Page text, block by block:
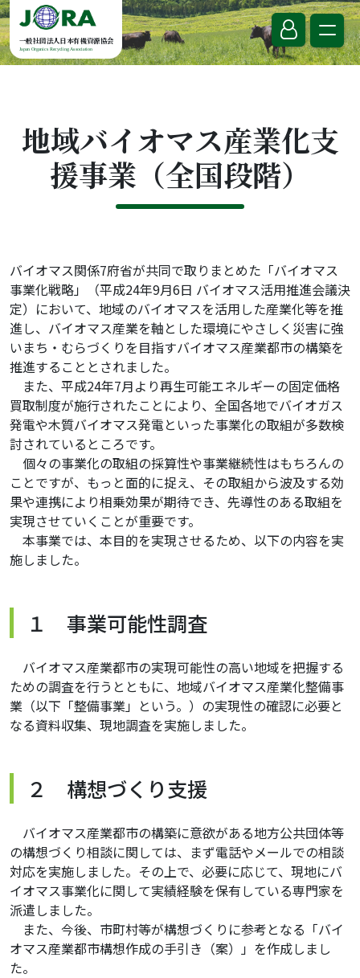
Skip to content
一般社団法人日本有機資源協会
Japan Organics Recycling Association
地域バイオマス産業化支
援事業（全国段階）
バイオマス関係7府省が共同で取りまとめた「バイオマス
事業化戦略」（平成24年9月6日 バイオマス活用推進会議決
定）において、地域のバイオマスを活用した産業化等を推
進し、バイオマス産業を軸とした環境にやさしく災害に強
いまち・むらづくりを目指すバイオマス産業都市の構築を
推進することとされました。
また、平成24年7月より再生可能エネルギーの固定価格
買取制度が施行されたことにより、全国各地でバイオガス
発電や木質バイオマス発電といった事業化の取組が多数検
討されているところです。
個々の事業化の取組の採算性や事業継続性はもちろんの
ことですが、もっと面的に捉え、その取組から波及する効
果や連携により相乗効果が期待でき、先導性のある取組を
実現させていくことが重要です。
本事業では、本目的を実現させるため、以下の内容を実
施しました。
１ 事業可能性調査
バイオマス産業都市の実現可能性の高い地域を把握する
ための調査を行うとともに、地域バイオマス産業化整備事
業（以下「整備事業」という。）の実現性の確認に必要と
なる資料収集、現地調査を実施しました。
２ 構想づくり支援
バイオマス産業都市の構築に意欲がある地方公共団体等
の構想づくり相談に関しては、まず電話やメールでの相談
対応を実施しました。その上で、必要に応じて、現地にバ
イオマス事業化に関して実績経験を保有している専門家を
派遣しました。
また、今後、市町村等が構想づくりに参考となる「バイ
オマス産業都市構想作成の手引き（案）」を作成しまし
た。